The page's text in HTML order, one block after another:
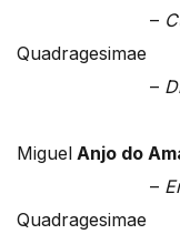
–
Quadragesimae
–
Miguel Anjo do
–
Quadragesimae